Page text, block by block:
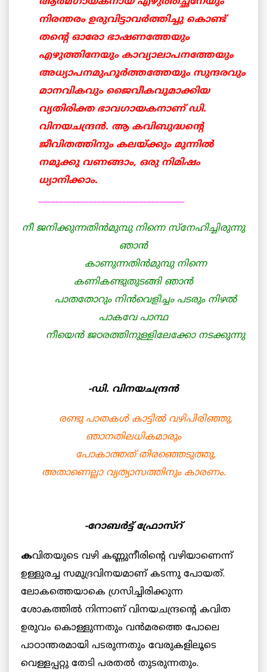
നിരന്തരം ഉരുവിട്ടാവര്‍ത്തിച്ചു കൊണ്ട്
തന്റെ ഓരോ ഭാഷണത്തേയും
എഴുത്തിനേയും കാവ്യാലാപനത്തേയും
അധ്യാപനമുഹൂര്‍ത്തത്തേയും സുന്ദരവും
മാനവികവും ജൈവീകവുമാക്കിയ
വ്യതിരിക്ത ഭാവഗായകനാണ് ഡി.
വിനയചന്ദ്രന്‍. ആ കവിബുദ്ധന്റെ
ജീവിതത്തിനും കലയ്ക്കും മുന്നില്‍
നമുക്കു വണങ്ങാം, ഒരു നിമിഷം
ധ്യാനിക്കാം.
___________________________________
നീ ജനിക്കുന്നതിന്‍മുമ്പു നിന്നെ സ്നേഹിച്ചിരുന്നു
ഞാന്‍
കാണുന്നതിന്‍മുമ്പു നിന്നെ
കണികണ്ടുതുടങ്ങി ഞാന്‍
പാതതോറും നിന്‍വെളിച്ചം പടരും നിഴല്‍
പാകവേ പാന്ഥ
നീയെന്‍ ജഠരത്തിനുള്ളിലേക്കോ നടക്കുന്നു
-ഡി. വിനയചന്ദ്രന്‍
രണ്ടു പാതകള്‍ കാട്ടില്‍ വഴിപിരിഞ്ഞു,
ഞാനതിലധികമാരും
പോകാത്തത് തിരഞ്ഞെടുത്തു,
അതാണെല്ലാ വ്യത്യാസത്തിനും കാരണം.
-റോബര്‍ട്ട് ഫ്രോസ്റ്
കവിതയുടെ വഴി കണ്ണുനീരിന്റെ വഴിയാണെന്ന്
ഉള്ളുരച്ച സമുദ്രവിനയമാണ് കടന്നു പോയത്.
ലോകത്തെയാകെ ഗ്രസിച്ചിരിക്കുന്ന
ശോകത്തില്‍ നിന്നാണ് വിനയചന്ദ്രന്റെ കവിത
ഉരുവം കൊള്ളുന്നതും വന്‍മരത്തെ പോലെ
പാഠാന്തരമായി പടരുന്നതും വേരുകളിലൂടെ
വെള്ളപ്പറ്റു തേടി പരതല്‍ തുടരുന്നതും.